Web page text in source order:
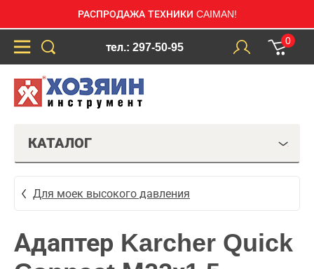
РАСПРОДАЖА ТЕХНИКИ CAIMAN!
тел.: 297-50-95
0
КАТАЛОГ
Для моек высокого давления
Адаптер Karcher Quick